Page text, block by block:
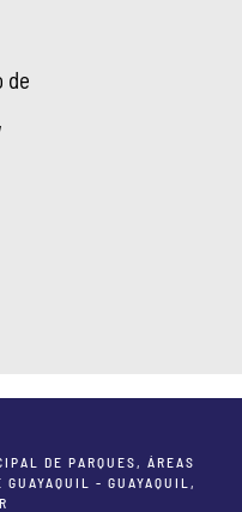
de
DE PARQUES, ÁREAS
GUAYAQUIL - GUAYAQUIL,